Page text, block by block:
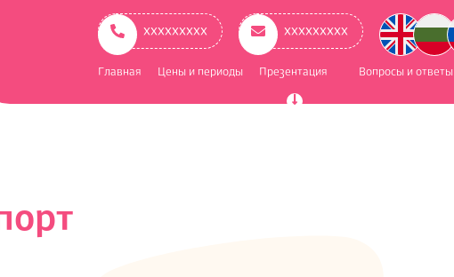
ххххххххх ххххххххх
Главная Цены и периоды Презентация Вопросы и ответы